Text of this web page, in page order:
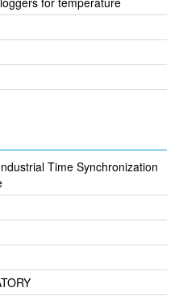
Time Synchronization